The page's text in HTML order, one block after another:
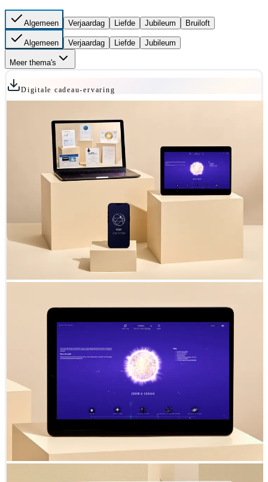
Algemeen Verjaardag Liefde Jubileum Bruiloft
Algemeen Verjaardag Liefde Jubileum
Meer thema's
Digitale cadeau-ervaring